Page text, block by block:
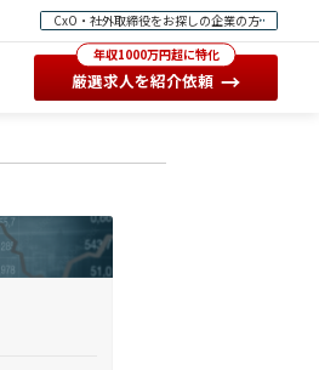
CxO・社外取締役をお探しの企業の方
年収1000万円超に特化
厳選求人を紹介依頼 →